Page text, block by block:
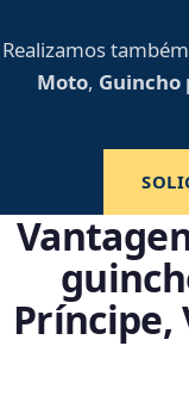
Realizamos também
Moto, Guincho
Príncipe,